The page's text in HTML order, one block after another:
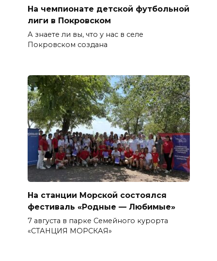
На чемпионате детской футбольной
лиги в Покровском
А знаете ли вы, что у нас в селе
Покровском создана
На станции Морской состоялся
фестиваль «Родные — Любимые»
7 августа в парке Семейного курорта
«СТАНЦИЯ МОРСКАЯ»